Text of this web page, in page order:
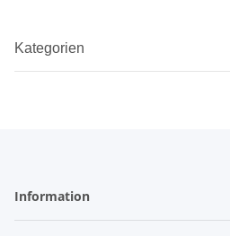
Kategorien
Information